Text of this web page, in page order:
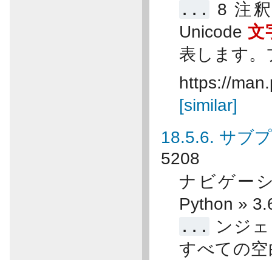
...
8 注
Unicode文
表します
https://
[similar]
18.5.6. サブ
5208
ナビゲー
Python »
...
ンジ
すべての空